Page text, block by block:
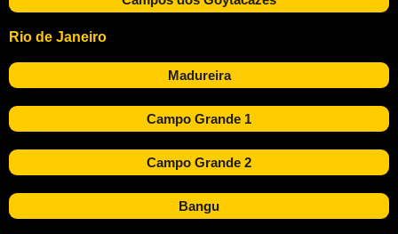
Rio de Janeiro
Madureira
Campo Grande 1
Campo Grande 2
Bangu